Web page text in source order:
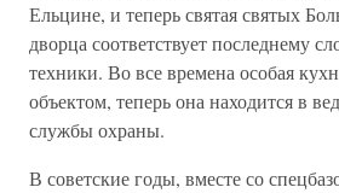
Ельцине, и теперь святая святых
дворца соответствует последнему
техники. Во все времена особая
объектом, теперь она находится в
службы охраны.
В советские годы, вместе со